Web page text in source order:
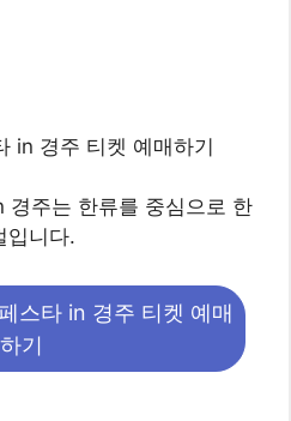
in 경주 티켓 예매하기
주는 한류를 중심으로 한
입니다.
스타 in 경주 티켓 예매
하기